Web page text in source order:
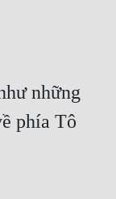
những
phía Tô